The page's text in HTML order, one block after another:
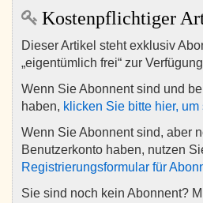
Kostenpflichtiger
Dieser Artikel steht exklusiv
„eigentümlich frei“ zur
Wenn Sie Abonnent sind und
haben, klicken Sie bitte hier,
Wenn Sie Abonnent sind, aber
Benutzerkonto haben, nutzen
Registrierungsformular für
Sie sind noch kein Abonnent?